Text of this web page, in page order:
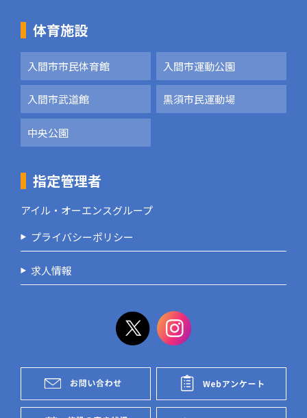
体育施設
入間市市民体育館 入間市運動公園
入間市武道館 黒須市民運動場
中央公園
指定管理者
アイル・オーエンスグループ
プライバシーポリシー
求人情報